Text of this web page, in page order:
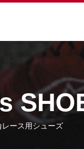
ース用シューズ